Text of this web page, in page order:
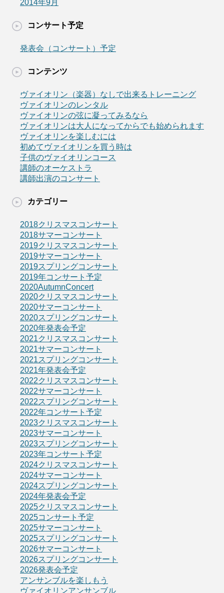
2014年9月
コンサート予定
発表会（コンサート）予定
コンテンツ
ヴァイオリン（楽器）なしで出来るトレーニング
ヴァイオリンのレンタル
ヴァイオリンの弦に凝ってみるなら
ヴァイオリンは大人になってからでも始められます
ヴァイオリンを楽しむには
初めてヴァイオリンを買う時は
子供のヴァイオリンコース
講師のオーケストラ
講師出演のコンサート
カテゴリー
2018クリスマスコンサート
2018サマーコンサート
2019クリスマスコンサート
2019サマーコンサート
2019スプリングコンサート
2019年コンサート予定
2020AutumnConcert
2020クリスマスコンサート
2020サマーコンサート
2020スプリングコンサート
2020年発表会予定
2021クリスマスコンサート
2021サマーコンサート
2021スプリングコンサート
2021年発表会予定
2022クリスマスコンサート
2022サマーコンサート
2022スプリングコンサート
2022年コンサート予定
2023クリスマスコンサート
2023サマーコンサート
2023スプリングコンサート
2023年コンサート予定
2024クリスマスコンサート
2024サマーコンサート
2024スプリングコンサート
2024年発表会予定
2025クリスマスコンサート
2025コンサート予定
2025サマーコンサート
2025スプリングコンサート
2026サマーコンサート
2026スプリングコンサート
2026発表会予定
アンサンブルを楽しもう
ヴァイオリンアンサンブル